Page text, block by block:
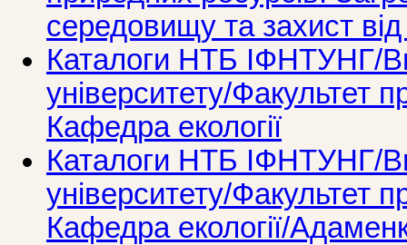
середовищу та захист від
Каталоги НТБ ІФНТУНГ/
університету/Факультет
Кафедра екології
Каталоги НТБ ІФНТУНГ/
університету/Факультет
Кафедра екології/